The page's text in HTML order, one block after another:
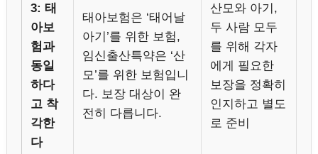
3: 태
아보
험과
동일
하다
고 착
각한
다
태아보험은 ‘태어날
아기’를 위한 보험,
임신출산특약은 ‘산
모’를 위한 보험입니
다. 보장 대상이 완
전히 다릅니다.
산모와 아기,
두 사람 모두
를 위해 각자
에게 필요한
보장을 정확히
인지하고 별도
로 준비